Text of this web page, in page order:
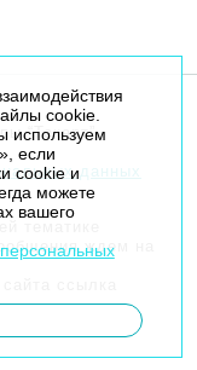
“Текарт”.
данных
тематике
ждем на
ссылка
cookie.
используем
если
cookie и
можете
вашего